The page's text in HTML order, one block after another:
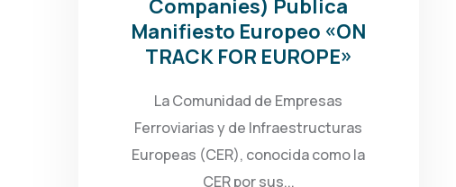
Companies) Publica
Manifiesto Europeo «ON
TRACK FOR EUROPE»
La Comunidad de Empresas
Ferroviarias y de Infraestructuras
Europeas (CER), conocida como la
CER por sus...